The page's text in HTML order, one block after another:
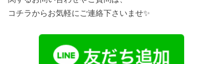
コチラからお気軽にご連絡下さいませ✨